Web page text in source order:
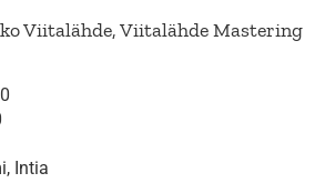
Viitalähde, Viitalähde Mastering
Intia